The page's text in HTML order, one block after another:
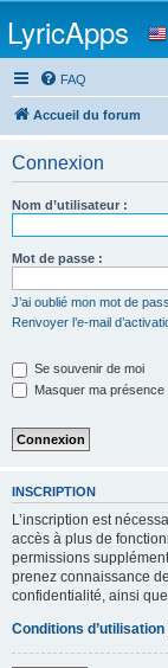
LyricApps
FAQ
Accueil du forum
Connexion
Nom d’utilisateur :
Mot de passe :
J’ai oublié mon mot de
Renvoyer l’e-mail
Se souvenir de moi
Masquer ma
INSCRIPTION
L’inscription est
accès à plus de
permissions
prenez connaissance
confidentialité, ainsi
Conditions d’utilisation